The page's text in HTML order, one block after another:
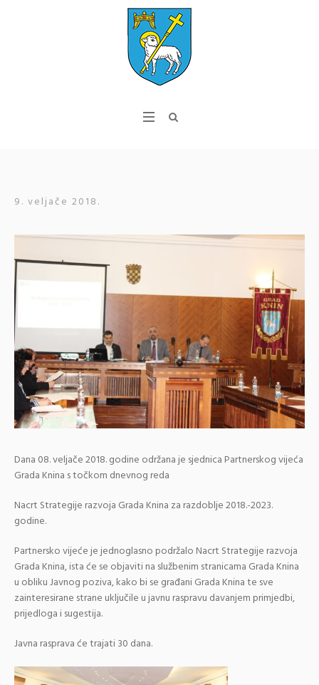
9. veljače 2018.
Dana 08. veljače 2018. godine održana je sjednica Partnerskog vijeća
Grada Knina s točkom dnevnog reda
Nacrt Strategije razvoja Grada Knina za razdoblje 2018.-2023.
godine.
Partnersko vijeće je jednoglasno podržalo Nacrt Strategije razvoja
Grada Knina, ista će se objaviti na službenim stranicama Grada Knina
u obliku Javnog poziva, kako bi se građani Grada Knina te sve
zainteresirane strane uključile u javnu raspravu davanjem primjedbi,
prijedloga i sugestija.
Javna rasprava će trajati 30 dana.